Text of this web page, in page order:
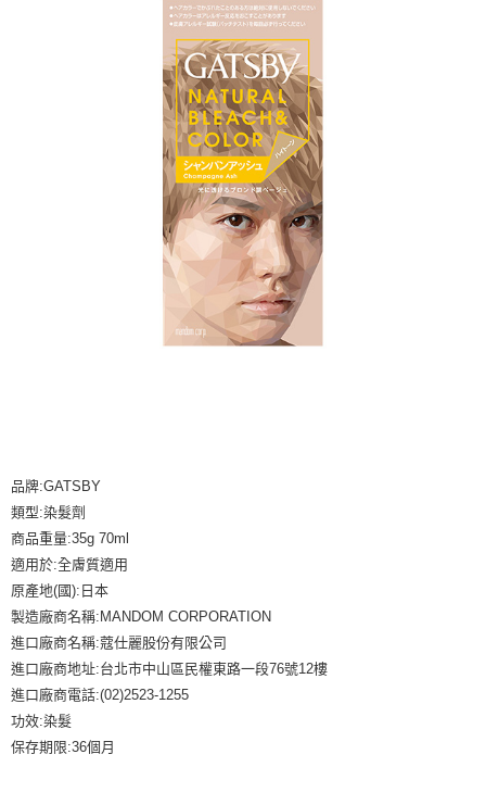
品牌:GATSBY
類型:染髮劑
商品重量:35g 70ml
適用於:全膚質適用
原產地(國):日本
製造廠商名稱:MANDOM CORPORATION
進口廠商名稱:蔻仕麗股份有限公司
進口廠商地址:台北市中山區民權東路一段76號12樓
進口廠商電話:(02)2523-1255
功效:染髮
保存期限:36個月